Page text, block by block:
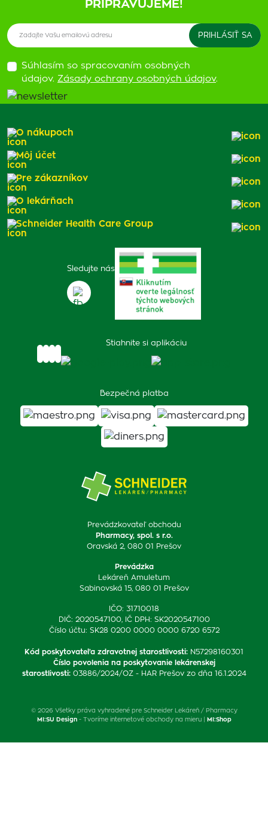
PRIPRAVUJEME!
Súhlasím so spracovaním osobných
údajov. Zásady ochrany osobných údajov.
Prevádzkovateľ obchodu
Pharmacy, spol. s r.o.
Oravská 2, 080 01 Prešov
Prevádzka
Lekáreň Amuletum
Sabinovská 15, 080 01 Prešov
IČO: 31710018
DIČ: 2020547100, IČ DPH: SK2020547100
Číslo účtu: SK28 0200 0000 0000 6720 6572
Kód poskytovateľa zdravotnej starostlivosti: N57298160301
Číslo povolenia na poskytovanie lekárenskej
starostlivosti: 03886/2024/OZ - HAR Prešov zo dňa 16.1.2024
Sledujte nás
Stiahnite si aplikáciu
Bezpečná platba
O nákupoch
Môj účet
Pre zákazníkov
O lekárňach
Schneider Health Care Group
© 2026 Všetky práva vyhradené pre Schneider Lekáreň / Pharmacy
MI:SU Design- Tvoríme internetové obchody na mieru | MI:Shop